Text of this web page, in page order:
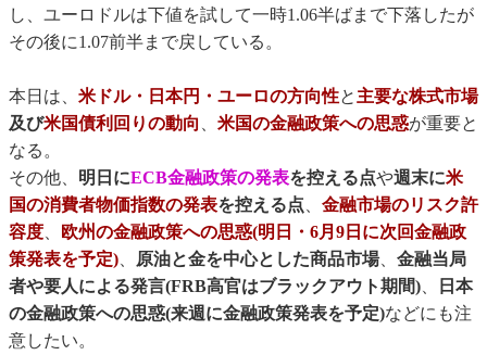
し、ユーロドルは下値を試して一時1.06半ばまで下落したが
その後に1.07前半まで戻している。
本日は、 米ドル・日本円・ユーロの方向性と主要な株式市場
及び米国債利回りの動向 、 米国の金融政策への思惑が重要と
なる。
その他、 明日にECB金融政策の発表を控える点や週末に米
国の消費者物価指数の発表を控える点、 金融市場のリスク許
容度、
欧州の金融政策への思惑(明日・6月9日に次回金融政
策発表を予定)、 原油と金を中心とした商品市場、 金融当局
者や要人による発言(FRB高官はブラックアウト期間)、
日本
の金融政策への思惑(来週に金融政策発表を予定)などにも注
意したい。